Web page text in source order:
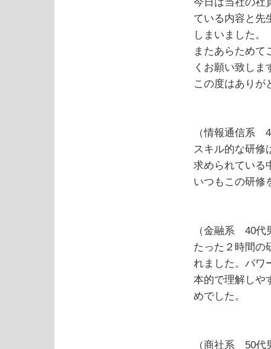
ている内容と先
しまいました。
またあらためて
くお願い致しま
この度はありが
（情報通信系
スキル的な研修
求められている
いつもこの研修
（金融系 40代
たった２時間の
れました。パワ
本的で理解しや
めでした。
（商社系 50代